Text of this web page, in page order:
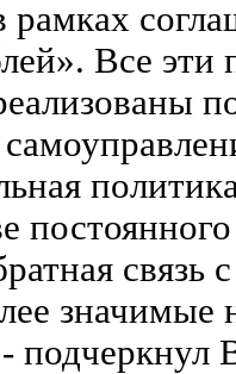
рамках
Все эти
связь
значимые
-